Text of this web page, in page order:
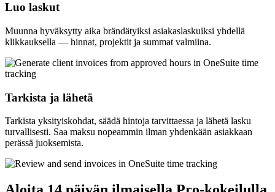
Luo laskut
Muunna hyväksytty aika brändätyiksi asiakaslaskuiksi yhdellä
klikkauksella — hinnat, projektit ja summat valmiina.
Tarkista ja lähetä
Tarkista yksityiskohdat, säädä hintoja tarvittaessa ja lähetä lasku
turvallisesti. Saa maksu nopeammin ilman yhdenkään asiakkaan
perässä juoksemista.